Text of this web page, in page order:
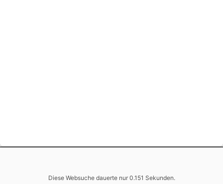
Diese Websuche dauerte nur 0.151 Sekunden.